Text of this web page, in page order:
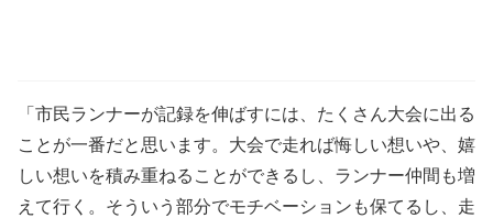
「市民ランナーが記録を伸ばすには、たくさん大会に出る
ことが一番だと思います。大会で走れば悔しい想いや、嬉
しい想いを積み重ねることができるし、ランナー仲間も増
えて行く。そういう部分でモチベーションも保てるし、走